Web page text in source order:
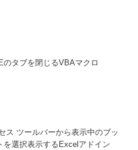
のタブを閉じるVBAマクロ
ス ツールバーから表示中のブッ
を選択表示するExcelアドイン